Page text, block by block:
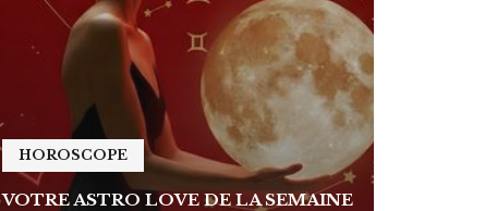
HOROSCOPE
VOTRE ASTRO LOVE DE LA SEMAINE